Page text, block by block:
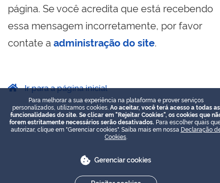
página. Se você acredita que está recebendo
essa mensagem incorretamente, por favor
contate a administração do site.
Ir para a página inicial
Para melhorar a sua experiência na plataforma e prover serviços
personalizados, utilizamos cookies. Ao aceitar, você terá acesso a todas as
funcionalidades do site. Se clicar em "Rejeitar Cookies", os cookies que
forem estritamente necessários serão desativados. Para escolher quais
autorizar, clique em "Gerenciar cookies". Saiba mais em nossa Declaração
Cookies
Gerenciar cookies